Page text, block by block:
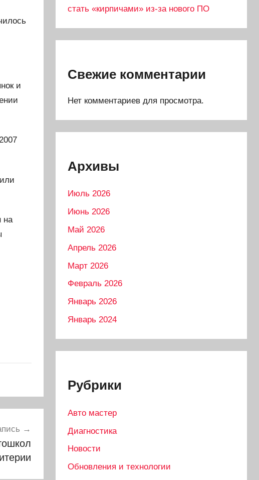
и
на
стать «кирпичами» из-за нового ПО
Свежие комментарии
Нет комментариев для просмотра.
Архивы
Июль 2026
Июнь 2026
Май 2026
Апрель 2026
Март 2026
Февраль 2026
Январь 2026
Январь 2024
Рубрики
Авто мастер
Диагностика
Новости
Обновления и технологии